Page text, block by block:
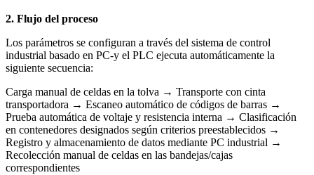
2. Flujo del proceso
Los parámetros se configuran a través del sistema de control
industrial basado en PC-y el PLC ejecuta automáticamente la
siguiente secuencia:
Carga manual de celdas en la tolva → Transporte con cinta
transportadora → Escaneo automático de códigos de barras →
Prueba automática de voltaje y resistencia interna → Clasificación
en contenedores designados según criterios preestablecidos →
Registro y almacenamiento de datos mediante PC industrial →
Recolección manual de celdas en las bandejas/cajas
correspondientes